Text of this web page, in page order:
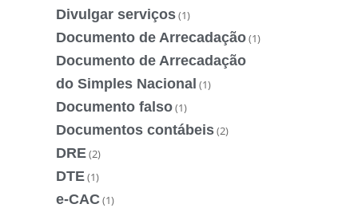
Divulgar serviços(1)
Documento de Arrecadação(1)
Documento de Arrecadação
do Simples Nacional (1)
Documento falso(1)
Documentos contábeis(2)
DRE(2)
DTE(1)
e-CAC(1)